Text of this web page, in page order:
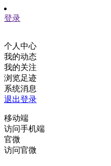
登录
个人中心
我的动态
我的关注
浏览足迹
系统消息
退出登录
移动端
访问手机端
官微
访问官微